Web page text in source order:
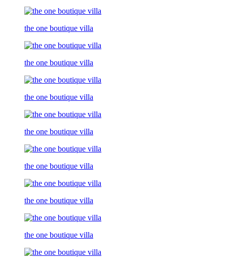
the one boutique villa
the one boutique villa
the one boutique villa
the one boutique villa
the one boutique villa
the one boutique villa
the one boutique villa